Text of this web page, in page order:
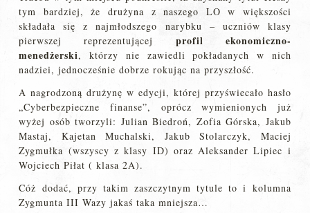
tym bardziej, że drużyna z naszego LO w większości
składała się z najmłodszego narybku – uczniów klasy
pierwszej reprezentującej profil ekonomiczno-
menedżerski, którzy nie zawiedli pokładanych w nich
nadziei, jednocześnie dobrze rokując na przyszłość.
A nagrodzoną drużynę w edycji, której przyświecało hasło
„Cyberbezpieczne finanse”, oprócz wymienionych już
wyżej osób tworzyli: Julian Biedroń, Zofia Górska, Jakub
Mastaj, Kajetan Muchalski, Jakub Stolarczyk, Maciej
Zygmułka (wszyscy z klasy ID) oraz Aleksander Lipiec i
Wojciech Piłat ( klasa 2A).
Cóż dodać, przy takim zaszczytnym tytule to i kolumna
Zygmunta III Wazy jakaś taka mniejsza…